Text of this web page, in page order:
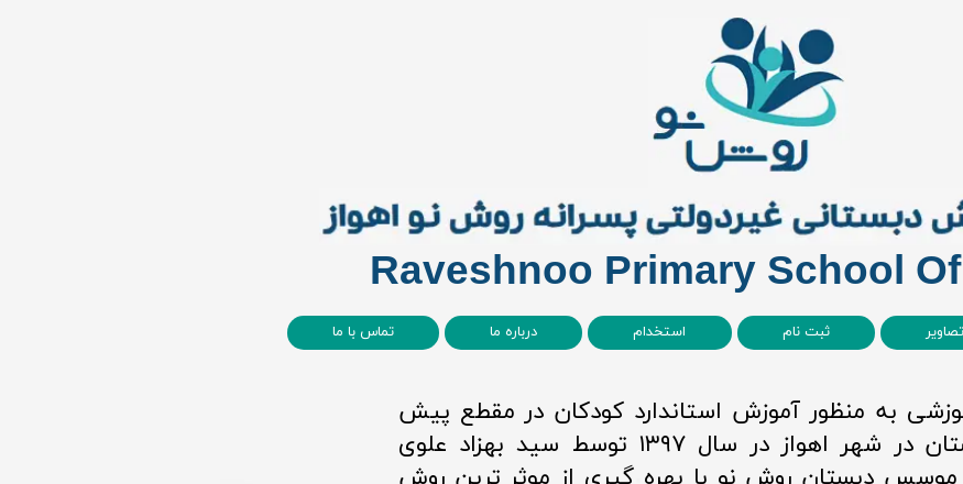
ثبت نام استخدام درباره ما تماس با ما
به منظور آموزش استاندارد کودکان در مقطع پیش
دبستانی و دبستان در شهر اهواز در سال ۱۳۹۷ توسط سید بهزاد علوی
Raveshnoo Primary School